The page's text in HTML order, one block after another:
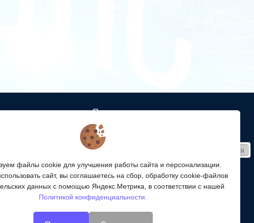
кабельных
кабелей связи
энергетики,
и энергетики
Подписка
Получайте только полезные статьи!
Подписаться
Согласен на обработку персональных данных
Мы в соцсетях:
файлы cookie для улучшения работы сайта и персонализации.
сайт, вы соглашаетесь на сбор, обработку cookie-файлов
данных с помощью Яндекс.Метрика, в соответствии с нашей
Политикой конфиденциальности.